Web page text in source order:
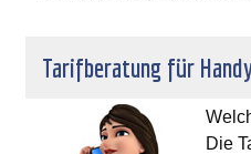
Tarifberatung für
Die